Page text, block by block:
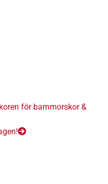
för barnmorskor &